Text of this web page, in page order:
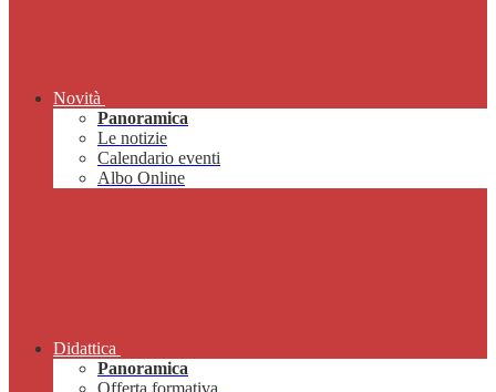
Novità
Panoramica
Le notizie
Calendario eventi
Albo Online
Didattica
Panoramica